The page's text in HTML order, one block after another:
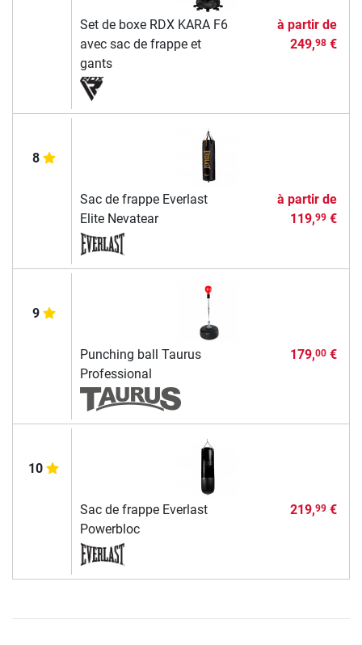
Set de boxe RDX KARA F6
avec sac de frappe et
gants
à partir de
249,98€
8
Sac de frappe Everlast
Elite Nevatear
à partir de
119,99€
9
Punching ball Taurus
Professional
179,00€
10
Sac de frappe Everlast
Powerbloc
219,99€